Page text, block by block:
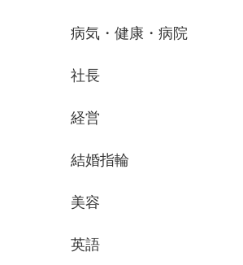
病気・健康・病院
社長
経営
結婚指輪
美容
英語